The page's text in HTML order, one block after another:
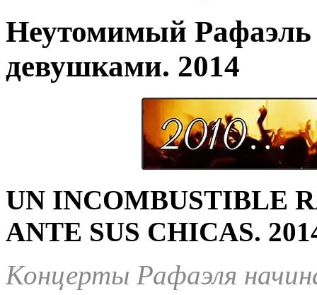
Неутомимый Рафаэль
девушками. 2014
UN INCOMBUSTIBLE
ANTE SUS CHICAS.
Концерты Рафаэля